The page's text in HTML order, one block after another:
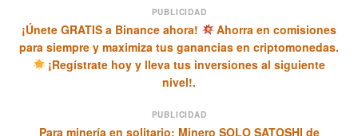
PUBLICIDAD
¡Únete GRATIS a Binance ahora!
Ahorra en comisiones
para siempre y maximiza tus ganancias en criptomonedas.
¡Regístrate hoy y lleva tus inversiones al siguiente
nivel!.
PUBLICIDAD
Para minería en solitario: Minero SOLO SATOSHI de